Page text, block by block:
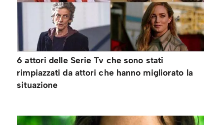
6 attori delle Serie Tv che sono stati
rimpiazzati da attori che hanno migliorato la
situazione